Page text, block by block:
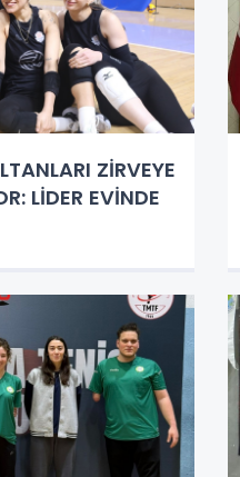
ZİRVEYE
LİDER EVİNDE